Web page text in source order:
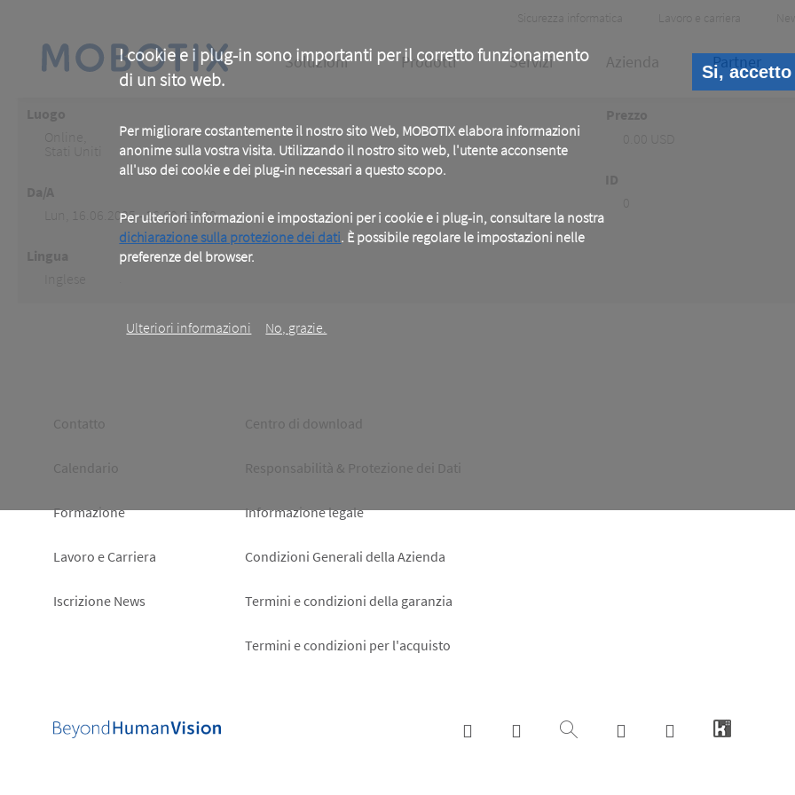
I cookie e i plug-in sono importanti per il corretto funzionamento
di un sito web.
Per migliorare costantemente il nostro sito Web, MOBOTIX elabora informazioni
anonime sulla vostra visita. Utilizzando il nostro sito web, l'utente acconsente
all'uso dei cookie e dei plug-in necessari a questo scopo.
Per ulteriori informazioni e impostazioni per i cookie e i plug-in, consultare la nostra
dichiarazione sulla protezione dei dati. È possibile regolare le impostazioni nelle
preferenze del browser.
Ulteriori informazioni No, grazie.
Si, accetto
content
Header
Meta
Sicurezza informatica Lavoro e carriera
Main
Soluzioni Prodotti Servizi Azienda Partner
Lun, 16.06.2025 - 16:00 -17:00
Footer
left
Contatto
Calendario
Formazione
Lavoro e Carriera
Iscrizione News
Footer
right
Centro di download
Responsabilità & Protezione dei Dati
Informazione legale
Condizioni Generali della Azienda
Termini e condizioni della garanzia
Termini e condizioni per l'acquisto